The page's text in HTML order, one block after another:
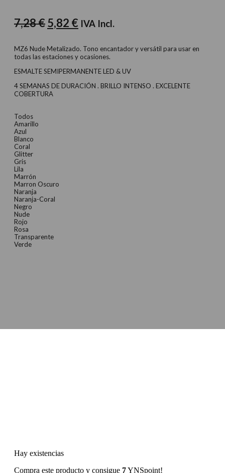
7,28€El
original
era:
7,28 €.
5,82 € El
actual
es:
5,82 €.
IVA Incl.
MZ6 Nude Metalizado. Tono encantador y versátil para usar en
todas las estaciones y ocasiones.
ESMALTE SEMIPERMANENTE LED & UV
4 SEMANAS DE DURACIÓN . BRILLO INTENSO . EXCELENTE
COBERTURA
Todos
Amarillo
Azul
Blanco
Coral
Glitter
Gris
Lila
Marrón
Marron Oscuro
Naranja
Naranja-Coral
Negro
Nude
Rojo
Rosa
Transparente
Verde
Hay existencias
Compra este producto y consigue 7YNSpoint!